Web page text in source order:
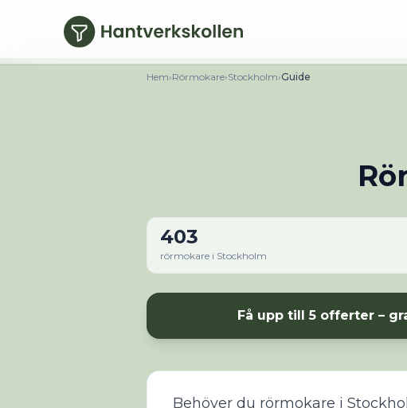
Hoppa till huvudinnehåll
Hem›Rörmokare›Stockholm›Guide
403
rörmokare i Stockholm
Få upp till 5 offerter –
Behöver du rörmokare i